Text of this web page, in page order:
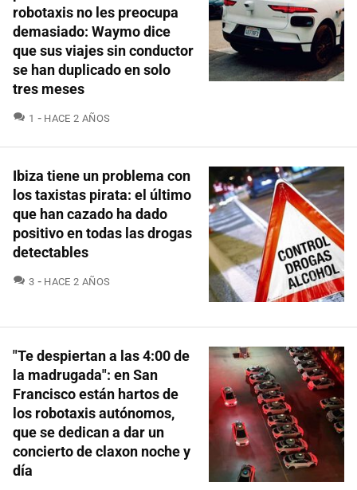
robotaxis no les preocupa
demasiado: Waymo dice
que sus viajes sin conductor
se han duplicado en solo
tres meses
1 COMENTARIOS
HACE 2 AÑOS
Ibiza tiene un problema con
los taxistas pirata: el último
que han cazado ha dado
positivo en todas las drogas
detectables
3 COMENTARIOS
HACE 2 AÑOS
"Te despiertan a las 4:00 de
la madrugada": en San
Francisco están hartos de
los robotaxis autónomos,
que se dedican a dar un
concierto de claxon noche y
día